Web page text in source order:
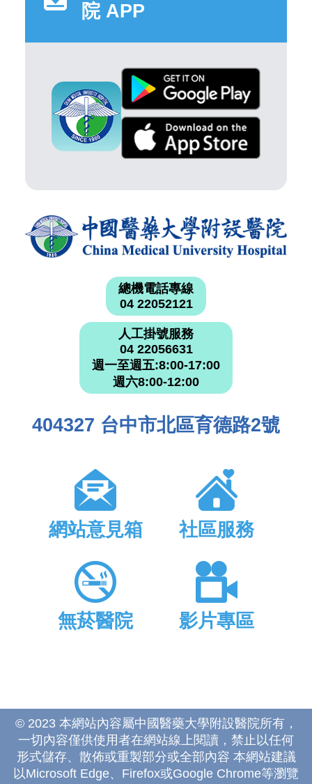
院 APP
總機電話專線
04 22052121
人工掛號服務
04 22056631
週一至週五:8:00-17:00
週六8:00-12:00
404327 台中市北區育德路2號
網站意見箱 社區服務
無菸醫院 影片專區
© 2023 本網站內容屬中國醫藥大學附設醫院所有，
一切內容僅供使用者在網站線上閱讀，禁止以任何
形式儲存、散佈或重製部分或全部內容 本網站建議
以Microsoft Edge、Firefox或Google Chrome等瀏覽